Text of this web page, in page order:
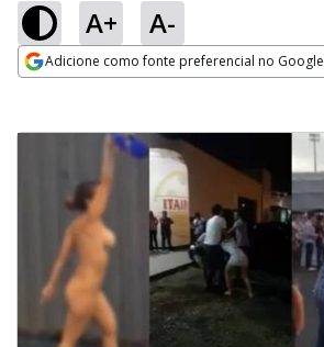
A+ A-
Adicione como fonte preferencial no Google